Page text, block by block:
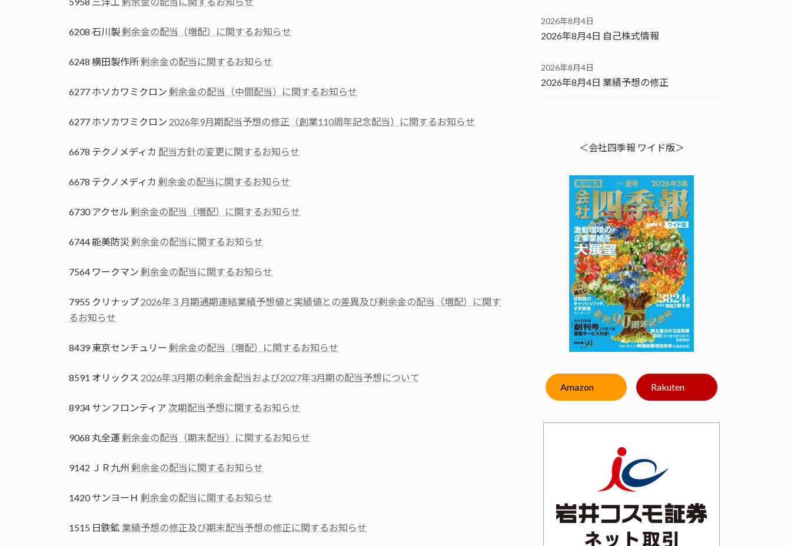
6208 石川製剰余金の配当（増配）に関するお知らせ
6248 横田製作所剰余金の配当に関するお知らせ
6277 ホソカワミクロン 剰余金の配当（中間配当）に関するお知らせ
6277 ホソカワミクロン 2026年9月期配当予想の修正（創業110周年記念配当）に関するお知らせ
6678 テクノメディカ 配当方針の変更に関するお知らせ
6678 テクノメディカ 剰余金の配当に関するお知らせ
6730 アクセル 剰余金の配当（増配）に関するお知らせ
6744 能美防災 剰余金の配当に関するお知らせ
7564 ワークマン 剰余金の配当に関するお知らせ
7955 クリナップ 2026年３月期通期連結業績予想値と実績値との差異及び剰余金の配当（増配）に関す
るお知らせ
8439 東京センチュリー 剰余金の配当（増配）に関するお知らせ
8591 オリックス 2026年3月期の剰余金配当および2027年3月期の配当予想について
8934 サンフロンティア 次期配当予想に関するお知らせ
9068 丸全運 剰余金の配当（期末配当）に関するお知らせ
9142 ＪＲ九州 剰余金の配当に関するお知らせ
1420 サンヨーＨ 剰余金の配当に関するお知らせ
1515 日鉄鉱 業績予想の修正及び期末配当予想の修正に関するお知らせ
2026年8月4日
2026年8月4日 自己株式情報
2026年8月4日
2026年8月4日 業績予想の修正
＜会社四季報 ワイド版＞
Amazon Rakuten